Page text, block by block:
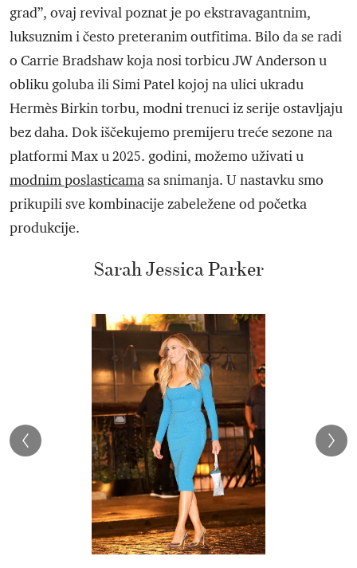
grad”, ovaj revival poznat je po ekstravagantnim,
luksuznim i često preteranim outfitima. Bilo da se radi
o Carrie Bradshaw koja nosi torbicu JW Anderson u
obliku goluba ili Simi Patel kojoj na ulici ukradu
Hermès Birkin torbu, modni trenuci iz serije ostavljaju
bez daha. Dok iščekujemo premijeru treće sezone na
platformi Max u 2025. godini, možemo uživati u
modnim poslasticamasa snimanja. U nastavku smo
prikupili sve kombinacije zabeležene od početka
produkcije.
Sarah Jessica Parker